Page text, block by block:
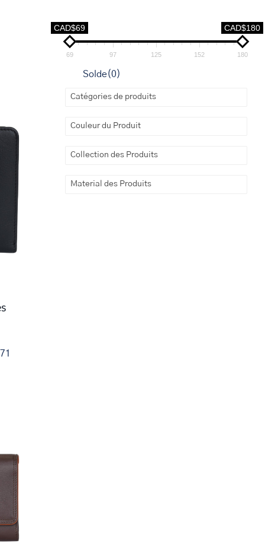
CAD$69 CAD$180
69 97 125 152 180
Solde(0)
Catégories de produits
Couleur du Produit
Collection des Produits
Material des Produits